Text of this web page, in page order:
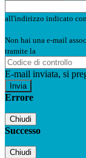
all'indirizzo indicato
Non hai una e-mail
tramite la
E-mail inviata, si
Errore
Chiudi
Successo
Chiudi